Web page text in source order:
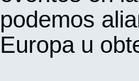
podemos
Europa u